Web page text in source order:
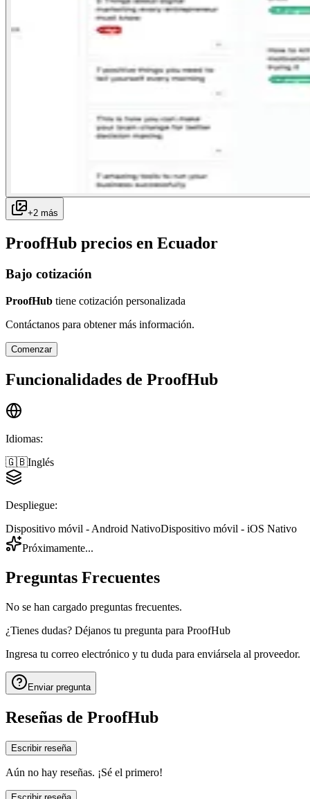
+2 más
ProofHub precios en Ecuador
Bajo cotización
ProofHub tiene cotización personalizada
Contáctanos para obtener más información.
Comenzar
Funcionalidades de ProofHub
Idiomas:
🇬🇧Inglés
Despliegue:
Dispositivo móvil - Android NativoDispositivo móvil - iOS Nativo
Próximamente...
Preguntas Frecuentes
No se han cargado preguntas frecuentes.
¿Tienes dudas? Déjanos tu pregunta para ProofHub
Ingresa tu correo electrónico y tu duda para enviársela al proveedor.
Enviar pregunta
Reseñas de ProofHub
Escribir reseña
Aún no hay reseñas. ¡Sé el primero!